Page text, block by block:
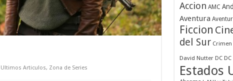
Ultimos Articulos, Zona de Series
Accion AMC
Aventura
Ficcion
del Sur Crimen
David Nutter DC
Estados